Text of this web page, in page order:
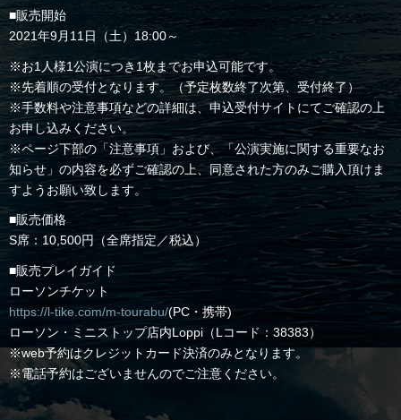
■販売開始
2021年9月11日（土）18:00～
※お1人様1公演につき1枚までお申込可能です。
※先着順の受付となります。（予定枚数終了次第、受付終了）
※手数料や注意事項などの詳細は、申込受付サイトにてご確認の上
お申し込みください。
※ページ下部の「注意事項」および、「公演実施に関する重要なお
知らせ」の内容を必ずご確認の上、同意された方のみご購入頂けま
すようお願い致します。
■販売価格
S席：10,500円（全席指定／税込）
■販売プレイガイド
ローソンチケット
https://l-tike.com/m-tourabu/(PC・携帯)
ローソン・ミニストップ店内Loppi（Lコード：38383）
※web予約はクレジットカード決済のみとなります。
※電話予約はございませんのでご注意ください。